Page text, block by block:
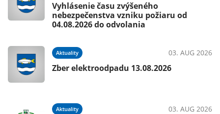
Vyhlásenie času zvýšeného
nebezpečenstva vzniku požiaru od
04.08.2026 do odvolania
Aktuality 03. AUG 2026
Zber elektroodpadu 13.08.2026
Aktuality 03. AUG 2026